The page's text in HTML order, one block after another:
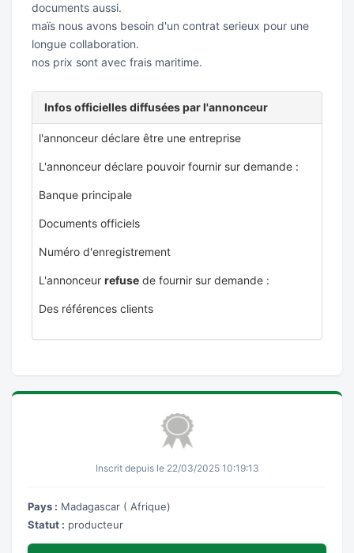
documents aussi.
maïs nous avons besoin d'un contrat serieux pour une
longue collaboration.
nos prix sont avec frais maritime.
Infos officielles diffusées par l'annonceur
l'annonceur déclare être une entreprise
L'annonceur déclare pouvoir fournir sur demande :
Banque principale
Documents officiels
Numéro d'enregistrement
L'annonceur refuse de fournir sur demande :
Des références clients
Inscrit depuis le 22/03/2025 10:19:13
Pays : Madagascar ( Afrique)
Statut : producteur